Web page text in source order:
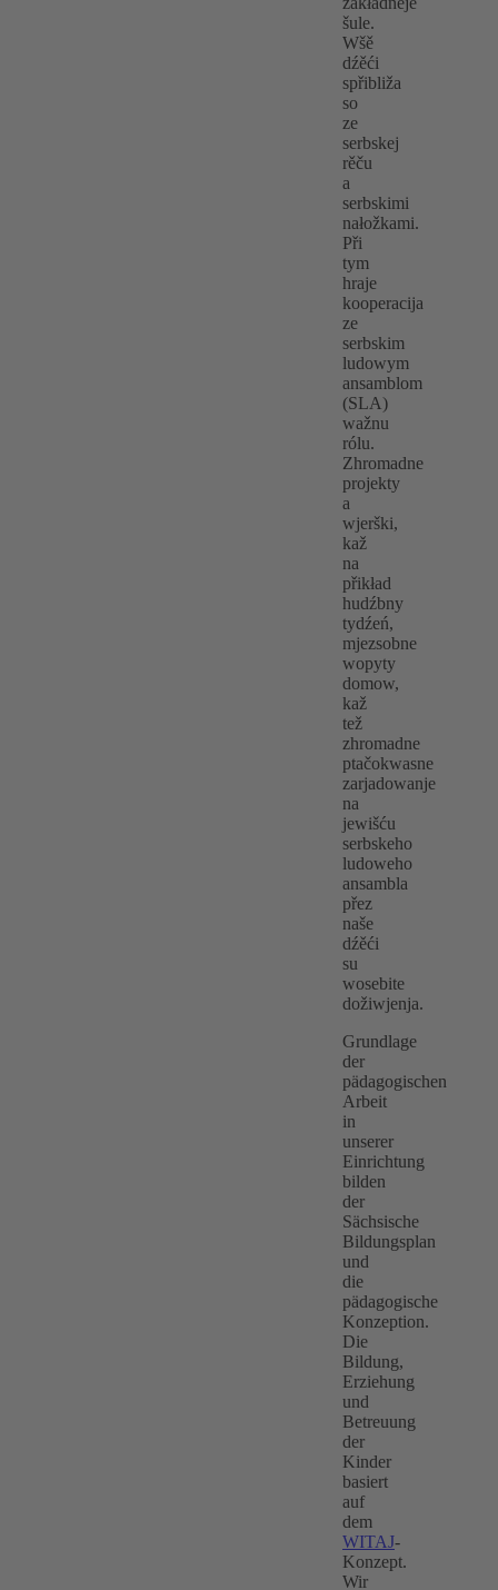
šule.
Wšě
dźěći
spřibliža
so
ze
serbskej
rěču
a
serbskimi
nałožkami.
Při
tym
hraje
kooperacija
ze
serbskim
ludowym
ansamblom
(SLA)
wažnu
rólu.
Zhromadne
projekty
a
wjerški,
kaž
na
přikład
hudźbny
tydźeń,
mjezsobne
wopyty
domow,
kaž
tež
zhromadne
ptačokwasne
zarjadowanje
na
jewišću
serbskeho
ludoweho
ansambla
přez
naše
dźěći
su
wosebite
dožiwjenja.
Grundlage
der
pädagogischen
Arbeit
in
unserer
Einrichtung
bilden
der
Sächsische
Bildungsplan
und
die
pädagogische
Konzeption.
Die
Bildung,
Erziehung
und
Betreuung
der
Kinder
basiert
auf
dem
WITAJ-
Konzept.
Wir